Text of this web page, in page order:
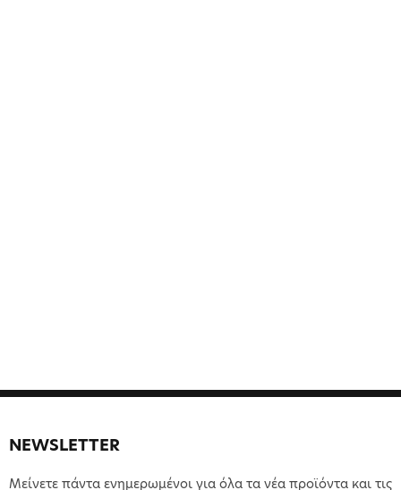
NEWSLETTER
Μείνετε πάντα ενημερωμένοι για όλα τα νέα προϊόντα και τις